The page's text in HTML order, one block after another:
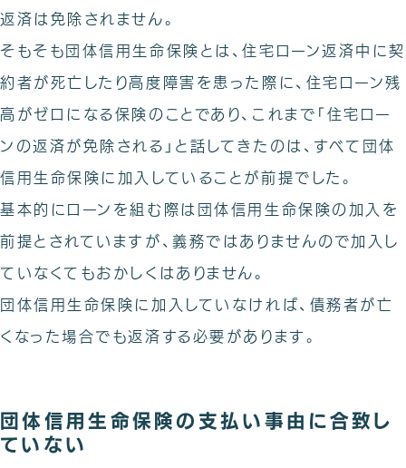
返済は免除されません。
そもそも団体信用生命保険とは、住宅ローン返済中に契
約者が死亡したり高度障害を患った際に、住宅ローン残
高がゼロになる保険のことであり、これまで「住宅ロー
ンの返済が免除される」と話してきたのは、すべて団体
信用生命保険に加入していることが前提でした。
基本的にローンを組む際は団体信用生命保険の加入を
前提とされていますが、義務ではありませんので加入し
ていなくてもおかしくはありません。
団体信用生命保険に加入していなければ、債務者が亡
くなった場合でも返済する必要があります。
団体信用生命保険の支払い事由に合致し
ていない